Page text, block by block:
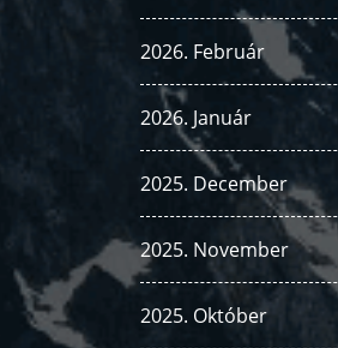
2026. Február
2026. Január
2025. December
2025. November
2025. Október